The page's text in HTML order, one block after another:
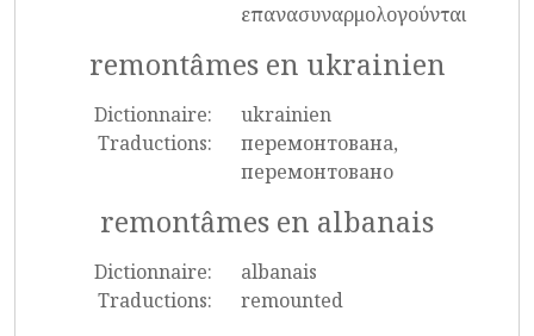
επανασυναρμολογούνται
remontâmes en ukrainien
Dictionnaire:
ukrainien
Traductions:
перемонтована,
перемонтовано
remontâmes en albanais
Dictionnaire:
albanais
Traductions:
remounted